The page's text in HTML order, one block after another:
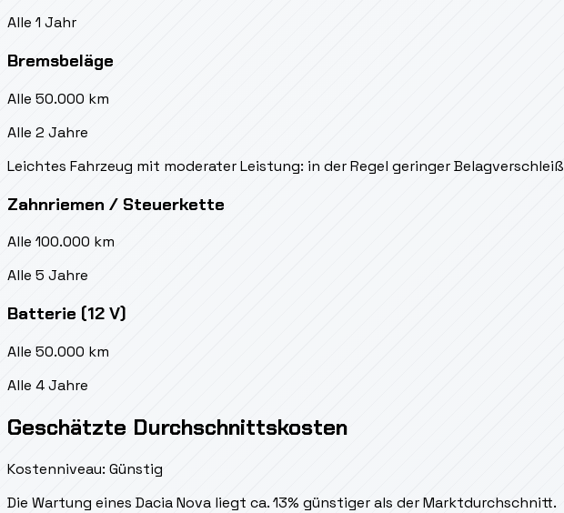
Alle 1 Jahr
Bremsbeläge
Alle 50.000 km
Alle 2 Jahre
Leichtes Fahrzeug mit moderater Leistung: in der Regel geringer Belagverschleiß
Zahnriemen / Steuerkette
Alle 100.000 km
Alle 5 Jahre
Batterie (12 V)
Alle 50.000 km
Alle 4 Jahre
Geschätzte Durchschnittskosten
Kostenniveau: Günstig
Die Wartung eines Dacia Nova liegt ca. 13% günstiger als der Marktdurchschnitt.